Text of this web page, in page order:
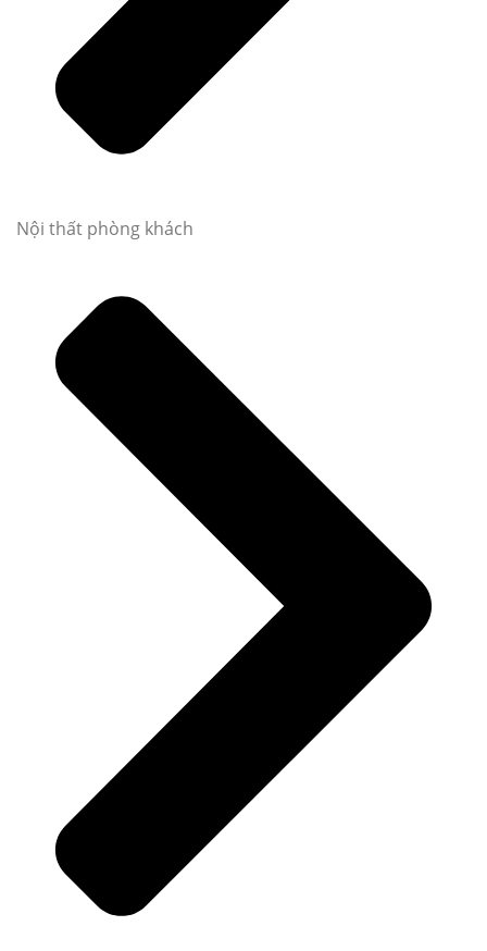
Nội thất phòng khách